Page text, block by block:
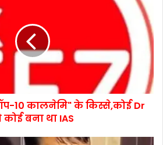
10 कालनेमि" के किस्से,कोई Dr
कोई बना था IAS